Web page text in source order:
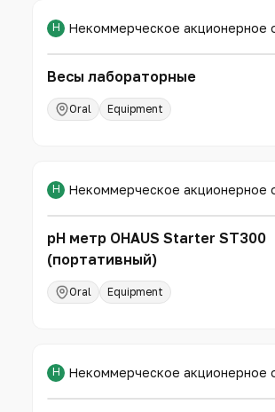
Н
Весы лабораторные
Oral Equipment
Н
рН метр ОНАUS Starter ST300
(портативный)
Oral Equipment
Н